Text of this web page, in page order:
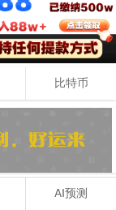
比特币
7 12
号码
AI预测